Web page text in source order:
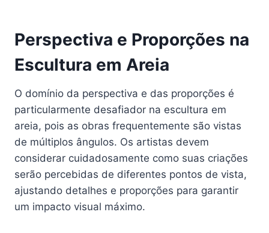
Perspectiva e Proporções na
Escultura em Areia
O domínio da perspectiva e das proporções é
particularmente desafiador na escultura em
areia, pois as obras frequentemente são vistas
de múltiplos ângulos. Os artistas devem
considerar cuidadosamente como suas criações
serão percebidas de diferentes pontos de vista,
ajustando detalhes e proporções para garantir
um impacto visual máximo.